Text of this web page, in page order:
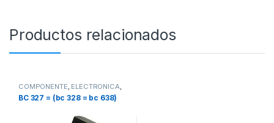
Productos relacionados
COMPONENTE, ELECTRONICA,
TRANSISTOR
BC 327 = (bc 328 = bc 638)